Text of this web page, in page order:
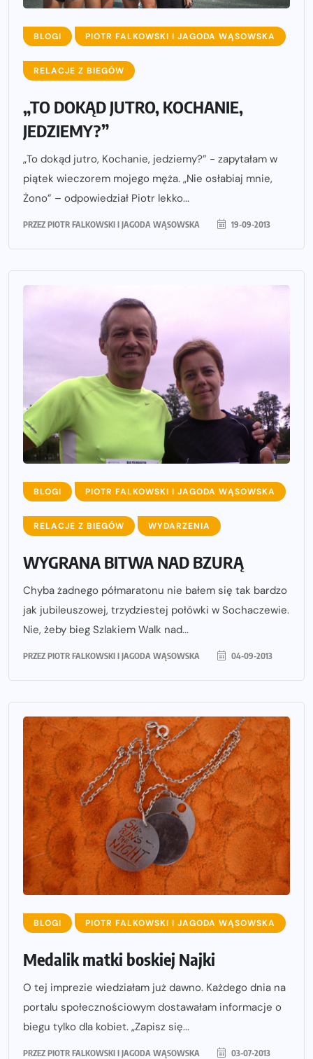
BLOGI PIOTR FALKOWSKI I JAGODA WĄSOWSKA
RELACJE Z BIEGÓW
„TO DOKĄD JUTRO, KOCHANIE,
JEDZIEMY?”
„To dokąd jutro, Kochanie, jedziemy?” - zapytałam w
piątek wieczorem mojego męża. „Nie osłabiaj mnie,
Żono” – odpowiedział Piotr lekko...
PRZEZ PIOTR FALKOWSKI I JAGODA WĄSOWSKA 19-09-2013
BLOGI PIOTR FALKOWSKI I JAGODA WĄSOWSKA
RELACJE Z BIEGÓW WYDARZENIA
WYGRANA BITWA NAD BZURĄ
Chyba żadnego półmaratonu nie bałem się tak bardzo
jak jubileuszowej, trzydziestej połówki w Sochaczewie.
Nie, żeby bieg Szlakiem Walk nad...
PRZEZ PIOTR FALKOWSKI I JAGODA WĄSOWSKA 04-09-2013
BLOGI PIOTR FALKOWSKI I JAGODA WĄSOWSKA
Medalik matki boskiej Najki
O tej imprezie wiedziałam już dawno. Każdego dnia na
portalu społecznościowym dostawałam informacje o
biegu tylko dla kobiet. „Zapisz się...
PRZEZ PIOTR FALKOWSKI I JAGODA WĄSOWSKA 03-07-2013